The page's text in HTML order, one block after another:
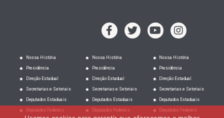
Nossa História
Presidência
Direção Estadual
Secretarias e Setoriais
Deputados Estaduais
Deputados Federais
Nossa História
Presidência
Direção Estadual
Secretarias e Setoriais
Deputados Estaduais
Deputados Federais
Nossa História
Presidência
Direção Estadual
Secretarias e Setoriais
Deputados Estaduais
Deputados Federais